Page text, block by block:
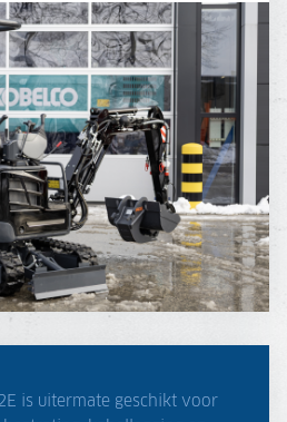
2E is uitermate geschikt voor